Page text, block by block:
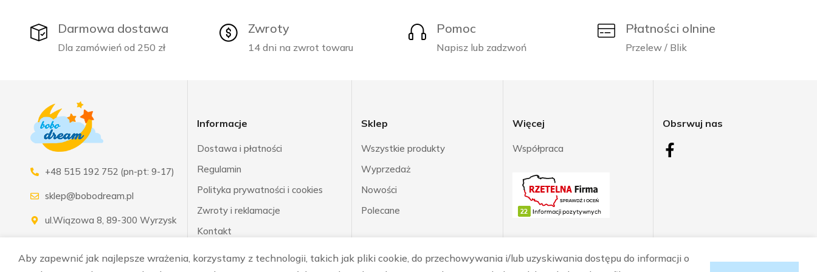
Darmowa dostawa
Dla zamówień od 250 zł
Zwroty
14 dni na zwrot towaru
Pomoc
Napisz lub zadzwoń
Płatności olnine
Przelew / Blik
+48 515 192 752 (pn-pt: 9-17)
sklep@bobodream.pl
ul.Wiązowa 8, 89-300 Wyrzysk
Informacje
Dostawa i płatności
Regulamin
Polityka prywatności i cookies
Zwroty i reklamacje
Kontakt
Sklep
Wszystkie produkty
Wyprzedaż
Nowości
Polecane
Więcej
Współpraca
Obsrwuj nas
Aby zapewnić jak najlepsze wrażenia, korzystamy z technologii, takich jak pliki cookie, do przechowywania i/lub uzyskiwania dostępu do informacji o